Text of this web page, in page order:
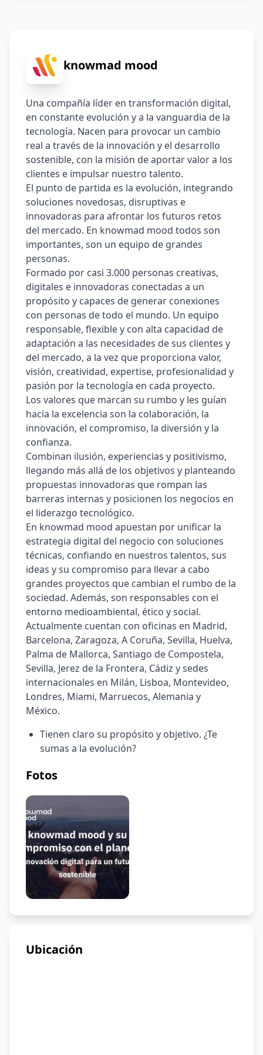
knowmad mood
Una compañía líder en transformación digital,
en constante evolución y a la vanguardia de la
tecnología. Nacen para provocar un cambio
real a través de la innovación y el desarrollo
sostenible, con la misión de aportar valor a los
clientes e impulsar nuestro talento.
El punto de partida es la evolución, integrando
soluciones novedosas, disruptivas e
innovadoras para afrontar los futuros retos
del mercado. En knowmad mood todos son
importantes, son un equipo de grandes
personas.
Formado por casi 3.000 personas creativas,
digitales e innovadoras conectadas a un
propósito y capaces de generar conexiones
con personas de todo el mundo. Un equipo
responsable, flexible y con alta capacidad de
adaptación a las necesidades de sus clientes y
del mercado, a la vez que proporciona valor,
visión, creatividad, expertise, profesionalidad y
pasión por la tecnología en cada proyecto.
Los valores que marcan su rumbo y les guían
hacia la excelencia son la colaboración, la
innovación, el compromiso, la diversión y la
conﬁanza.
Combinan ilusión, experiencias y positivismo,
llegando más allá de los objetivos y planteando
propuestas innovadoras que rompan las
barreras internas y posicionen los negocios en
el liderazgo tecnológico.
En knowmad mood apuestan por unificar la
estrategia digital del negocio con soluciones
técnicas, confiando en nuestros talentos, sus
ideas y su compromiso para llevar a cabo
grandes proyectos que cambian el rumbo de la
sociedad. Además, son responsables con el
entorno medioambiental, ético y social.
Actualmente cuentan con oficinas en Madrid,
Barcelona, Zaragoza, A Coruña, Sevilla, Huelva,
Palma de Mallorca, Santiago de Compostela,
Sevilla, Jerez de la Frontera, Cádiz y sedes
internacionales en Milán, Lisboa, Montevideo,
Londres, Miami, Marruecos, Alemania y
México.
Tienen claro su propósito y objetivo. ¿Te
sumas a la evolución?
Fotos
Ubicación